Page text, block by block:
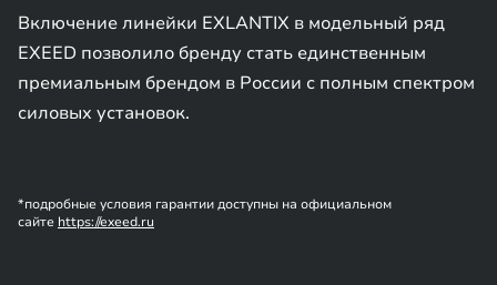
Включение линейки EXLANTIX в модельный ряд
EXEED позволило бренду стать единственным
премиальным брендом в России с полным спектром
силовых установок.
*подробные условия гарантии доступны на официальном
сайте https://exeed.ru